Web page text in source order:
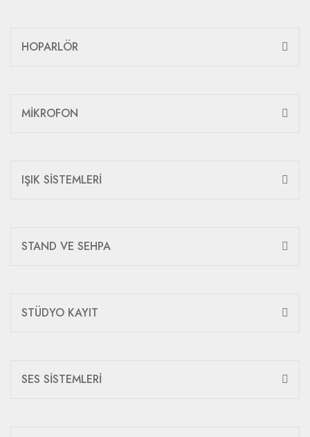
HOPARLÖR
MİKROFON
IŞIK SİSTEMLERİ
STAND VE SEHPA
STÜDYO KAYIT
SES SİSTEMLERİ